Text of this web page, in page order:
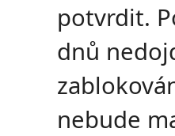
potvrdit.
dnů
nebude